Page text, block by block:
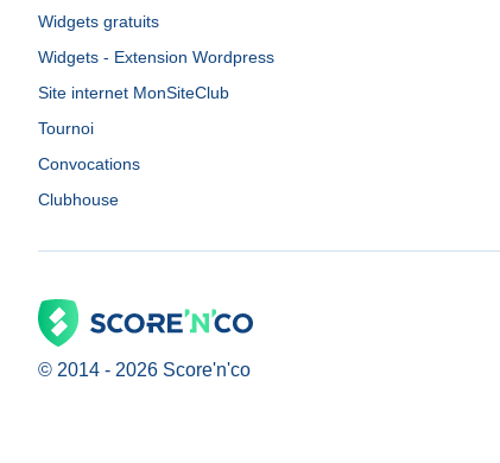
Widgets gratuits
Widgets - Extension Wordpress
Site internet MonSiteClub
Tournoi
Convocations
Clubhouse
© 2014 - 2026 Score'n'co